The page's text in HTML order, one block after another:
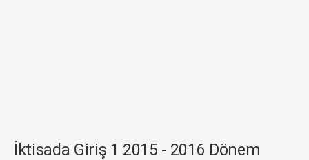
İktisada Giriş 1 2015 - 2016 Dönem